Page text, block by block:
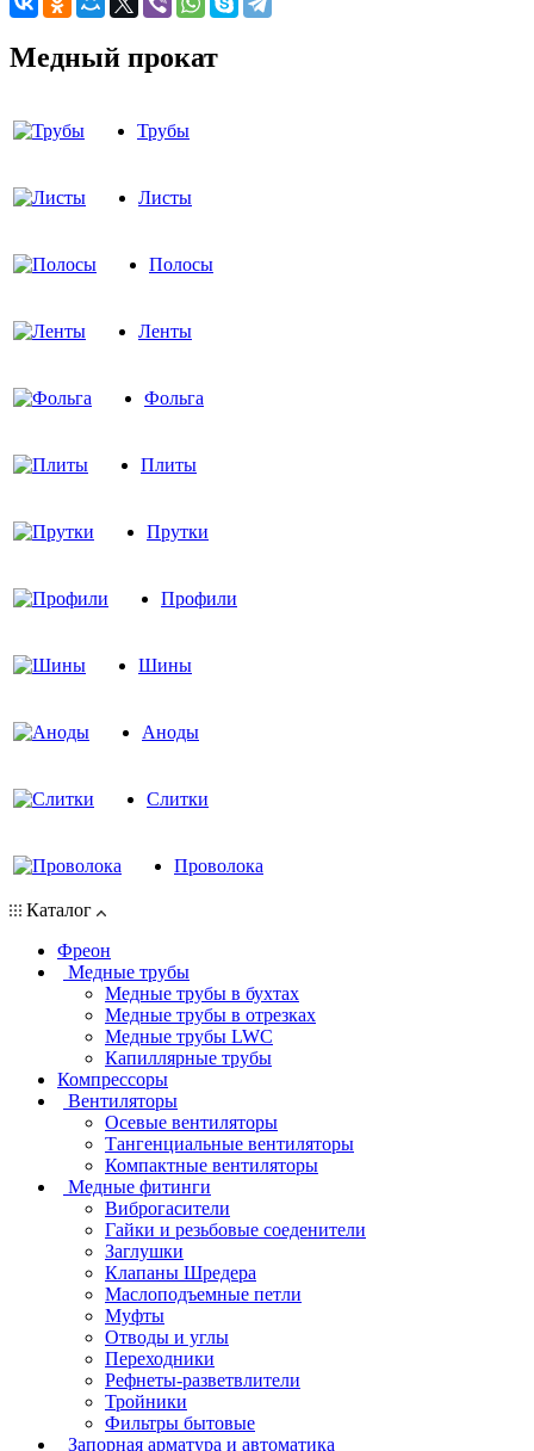
Медный прокат
Трубы
Листы
Полосы
Ленты
Фольга
Плиты
Прутки
Профили
Шины
Аноды
Слитки
Проволока
Каталог
Фреон
Медные трубы
Медные трубы в бухтах
Медные трубы в отрезках
Медные трубы LWC
Капиллярные трубы
Компрессоры
Вентиляторы
Осевые вентиляторы
Тангенциальные вентиляторы
Компактные вентиляторы
Медные фитинги
Виброгасители
Гайки и резьбовые соеденители
Заглушки
Клапаны Шредера
Маслоподъемные петли
Муфты
Отводы и углы
Переходники
Рефнеты-разветвлители
Тройники
Фильтры бытовые
Запорная арматура и автоматика